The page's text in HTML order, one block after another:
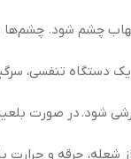
زیادی آب به مدت ۱۵ دقیقه شستشو
تنفسی،
شود. در صورت
شعله، جرقه و